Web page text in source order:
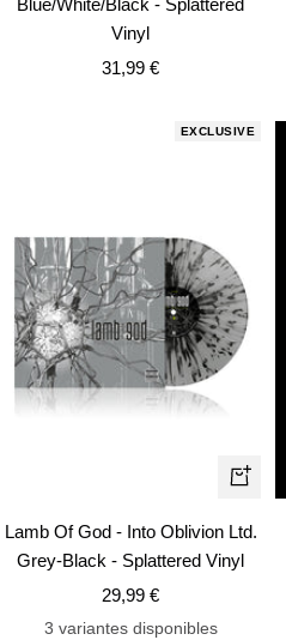
Blue/White/Black - Splattered
Vinyl
Precio
31,99 €
EXCLUSIVE
+
Añadir
Lamb Of God - Into Oblivion Ltd.
Grey-Black - Splattered Vinyl
Precio
de
29,99 €
3 variantes disponibles